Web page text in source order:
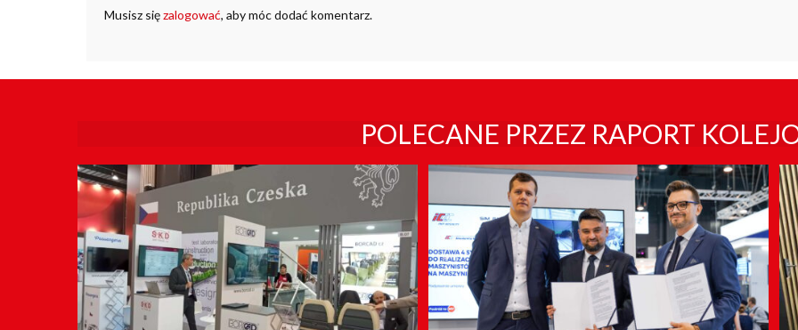
Musisz sięzalogować, aby móc dodać komentarz.
POLECANE PRZEZ RAPORT